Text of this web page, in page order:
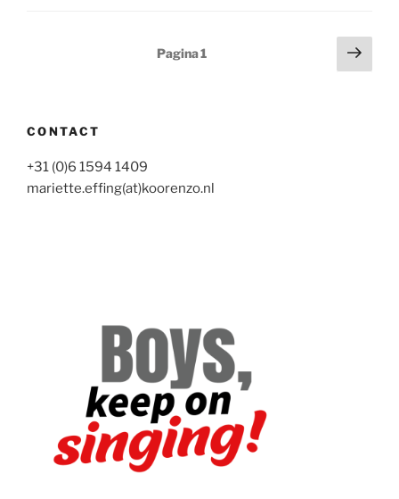
Pagina1
CONTACT
+31 (0)6 1594 1409
mariette.effing(at)koorenzo.nl